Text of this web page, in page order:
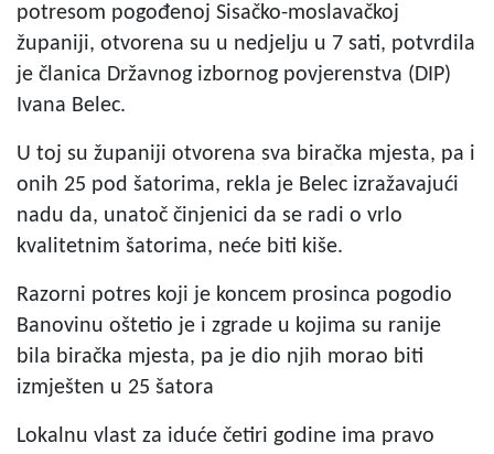
potresom pogođenoj Sisačko-moslavačkoj
županiji, otvorena su u nedjelju u 7 sati, potvrdila
je članica Državnog izbornog povjerenstva (DIP)
Ivana Belec.
U toj su županiji otvorena sva biračka mjesta, pa i
onih 25 pod šatorima, rekla je Belec izražavajući
nadu da, unatoč činjenici da se radi o vrlo
kvalitetnim šatorima, neće biti kiše.
Razorni potres koji je koncem prosinca pogodio
Banovinu oštetio je i zgrade u kojima su ranije
bila biračka mjesta, pa je dio njih morao biti
izmješten u 25 šatora
Lokalnu vlast za iduće četiri godine ima pravo